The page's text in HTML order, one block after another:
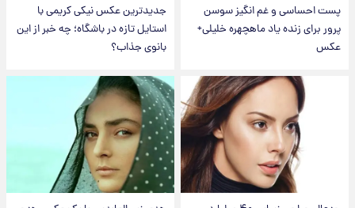
پست احساسی و غم انگیز سوسن
پرور برای زنده یاد ماهچهره خلیلی+
عکس
جدیدترین عکس نیکی کریمی با
استایل تازه در باشگاه؛ چه خبر از این
بانوی جذاب؟